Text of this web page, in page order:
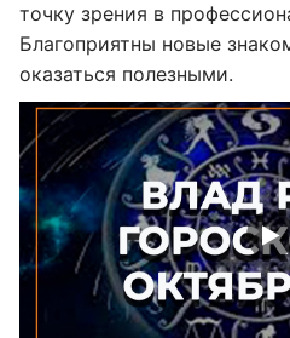
точку зрения в
Благоприятны новые
оказаться полезными.